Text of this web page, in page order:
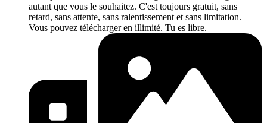
autant que vous le souhaitez. C'est toujours gratuit, sans
retard, sans attente, sans ralentissement et sans limitation.
Vous pouvez télécharger en illimité. Tu es libre.